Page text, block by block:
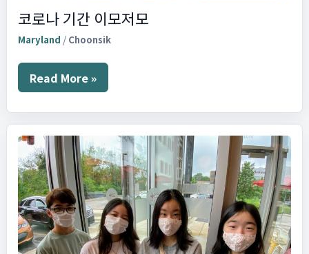
코로나 기간 이모저모
Maryland / Choonsik
코
로
기
간
이
모
저
모
Read More »